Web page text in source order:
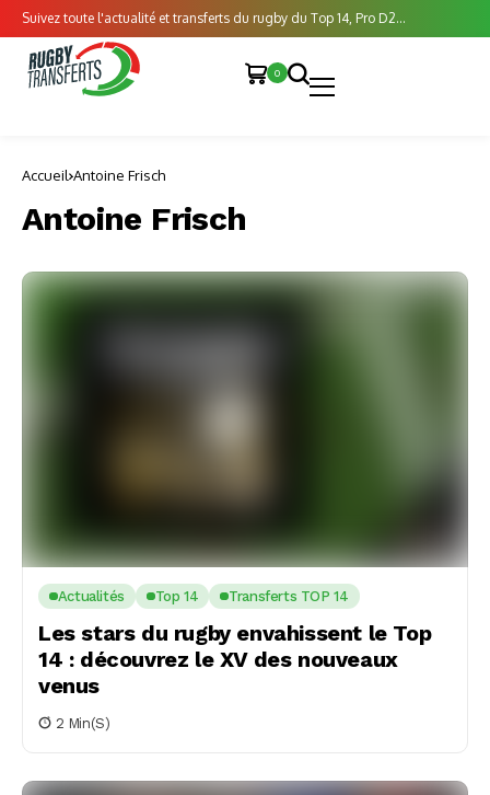
Suivez toute l'actualité et transferts du rugby du Top 14, Pro D2...
0
Accueil Antoine Frisch
Antoine Frisch
Actualités Top 14 Transferts TOP 14
Les stars du rugby envahissent le Top
14 : découvrez le XV des nouveaux
venus
2 Min(s)